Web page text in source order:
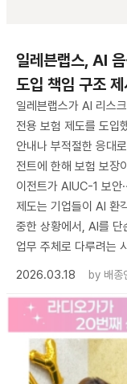
일레븐랩스, AI
도입 책임 구조 제
일레븐랩스가 AI 리스
전용 보험 제도를 도입
안내나 부적절한 응대
전트에 한해 보험 보장
이전트가 AIUC-1 보안
제도는 기업들이 AI 환
중한 상황에서, AI를 단
업무 주체로 다루려는
2026.03.18
by 배종